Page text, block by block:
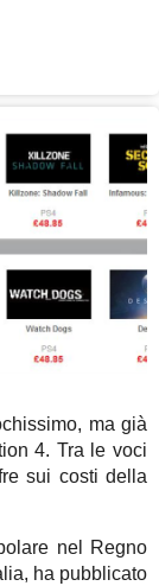
ma già
4. Tra le voci
sui costi della
nel Regno
ha pubblicato